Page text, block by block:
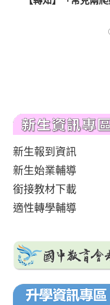
新生報到資訊
新生始業輔導
銜接教材下載
適性轉學輔導